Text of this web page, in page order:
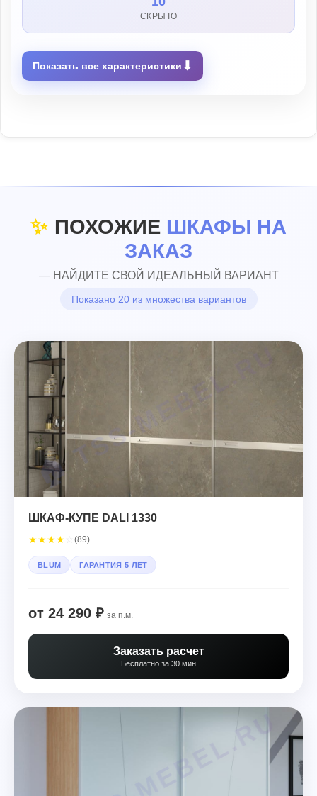
СКРЫТО
Показать все характеристики ⬇
✨ ПОХОЖИЕ ШКАФЫ НА
ЗАКАЗ
— НАЙДИТЕ СВОЙ ИДЕАЛЬНЫЙ ВАРИАНТ
Показано 20 из множества вариантов
ШКАФ-КУПЕ DALI 1330
★★★★ (89)
BLUM ГАРАНТИЯ 5 ЛЕТ
от 24 290 ₽ за п.м.
Заказать расчет
Бесплатно за 30 мин